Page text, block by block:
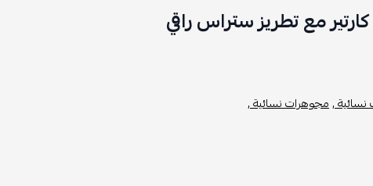
مع تطريز ستراس راقي
,مجوهرات نسائية ,